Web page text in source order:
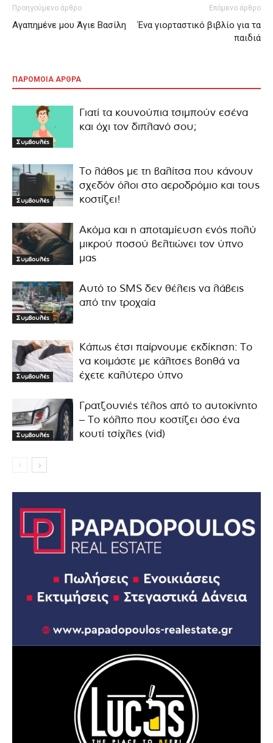
Προηγούμενο άρθρο
Αγαπημένε μου Άγιε Βασίλη
Επόμενο άρθρο
Ένα γιορταστικό βιβλίο για τα
παιδιά
ΠΑΡΟΜΟΙΑ ΑΡΘΡΑ
Συμβουλές
Γιατί τα κουνούπια τσιμπούν εσένα
και όχι τον διπλανό σου;
Συμβουλές
Το λάθος με τη βαλίτσα που κάνουν
σχεδόν όλοι στο αεροδρόμιο και τους
κοστίζει!
Συμβουλές
Ακόμα και η αποταμίευση ενός πολύ
μικρού ποσού βελτιώνει τον ύπνο
μας
Συμβουλές
Αυτό το SMS δεν θέλεις να λάβεις
από την τροχαία
Συμβουλές
Κάπως έτσι παίρνουμε εκδίκηση: Το
να κοιμάστε με κάλτσες βοηθά να
έχετε καλύτερο ύπνο
Συμβουλές
Γρατζουνιές τέλος από το αυτοκίνητο
– Το κόλπο που κοστίζει όσο ένα
κουτί τσίχλες (vid)